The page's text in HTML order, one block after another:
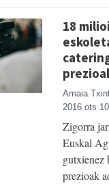
18
Amaia
2016 ots 10
Zigorra
Euskal
gutxienez
prezioak